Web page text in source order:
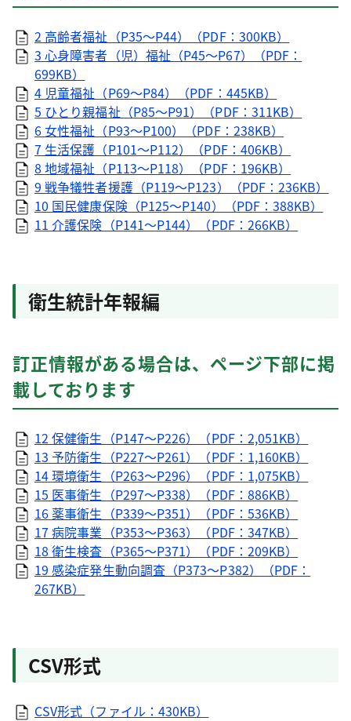
2 高齢者福祉（P35～P44）（PDF：300KB）
3 心身障害者（児）福祉（P45～P67）（PDF：
699KB）
4 児童福祉（P69～P84）（PDF：445KB）
5 ひとり親福祉（P85～P91）（PDF：311KB）
6 女性福祉（P93～P100）（PDF：238KB）
7 生活保護（P101～P112）（PDF：406KB）
8 地域福祉（P113～P118）（PDF：196KB）
9 戦争犠牲者援護（P119～P123）（PDF：236KB）
10 国民健康保険（P125～P140）（PDF：388KB）
11 介護保険（P141～P144）（PDF：266KB）
衛生統計年報編
訂正情報がある場合は、ページ下部に掲
載しております
12 保健衛生（P147～P226）（PDF：2,051KB）
13 予防衛生（P227～P261）（PDF：1,160KB）
14 環境衛生（P263～P296）（PDF：1,075KB）
15 医事衛生（P297～P338）（PDF：886KB）
16 薬事衛生（P339～P351）（PDF：536KB）
17 病院事業（P353～P363）（PDF：347KB）
18 衛生検査（P365～P371）（PDF：209KB）
19 感染症発生動向調査（P373～P382）（PDF：
267KB）
CSV形式
CSV形式（ファイル：430KB）